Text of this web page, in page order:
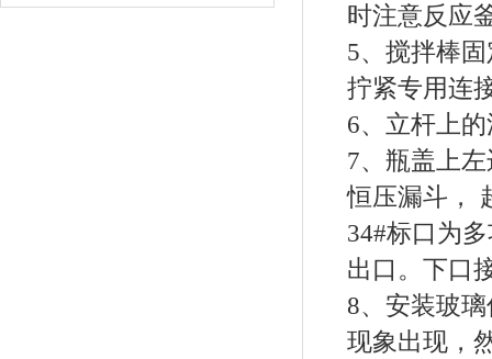
时注意反应
5、搅拌棒
拧紧专用连
6、立杆上
7、瓶盖上
恒压漏斗，
34#标口为
出口。下口
8、安装玻
现象出现，